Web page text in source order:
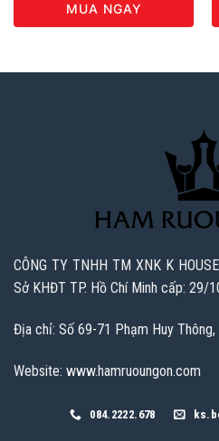
MUA NGAY
CÔNG TY TNHH TM XNK K
Sở KHĐT TP. Hồ Chí Minh cấp: 29/
Địa chỉ: Số 69-71 Phạm Huy Thông,
Website: www.hamruoungon.com
084.2222.678